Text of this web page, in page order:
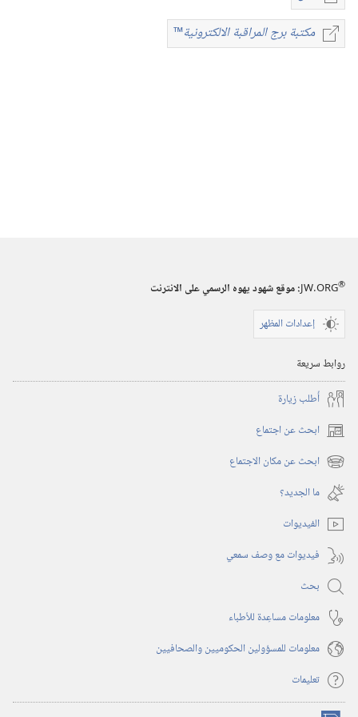
خيارات
تنزيل
الاصدارات
مكتبة برج المراقبة الالكترونية™
مكتبة
JW.ORG®
:‏ موقع شهود يهوه الرسمي على الانترنت
إعدادات المظهر
روابط سريعة
أُطلب زيارة
ابحث عن اجتماع (يفتح
نافذة ابحث عن مكان الاجتماع (يفتح
نافذة
جديدة)
ما الجديد؟‏
الفيديوات
فيديوات مع وصف سمعي
بحث
معلومات مساعِدة للأطباء
معلومات للمسؤولين الحكوميين والصحافيين
تعليمات